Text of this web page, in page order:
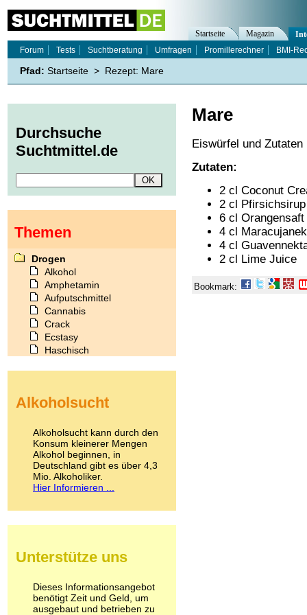
Mare
Eiswürfel und
Zutaten:
2 cl Coconut
2 cl Pfirsichsirup
6 cl Orangensaft
4 cl
4 cl
2 cl Lime Juice
Bookmark:
Startseite Magazin
Forum
Tests Suchtberatung Umfragen Promillerechner BMI-
Pfad: Startseite > Rezept: Mare
Durchsuche
Suchtmittel.de
Themen
Drogen
Alkohol
Amphetamin
Aufputschmittel
Cannabis
Crack
Ecstasy
Haschisch
Kokain
LSD
Marihuana
Medikamente
Meskalin
Metamphetamin
Methadon
Pilze
Psychopharmaka
Schlafmittel
Schmerzmittel
Alkoholsucht
Alkoholsucht kann durch den
Konsum kleinerer Mengen
Alkohol beginnen, in
Deutschland gibt es über 4,3
Mio. Alkoholiker.
Hier Informieren ...
Unterstütze uns
Dieses Informationsangebot
benötigt Zeit und Geld, um
ausgebaut und betrieben zu